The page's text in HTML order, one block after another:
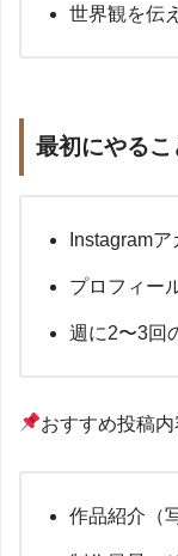
世界観を伝
最初にやるこ
Instagram
プロフィー
週に2〜3回
おすすめ投稿内
作品紹介（